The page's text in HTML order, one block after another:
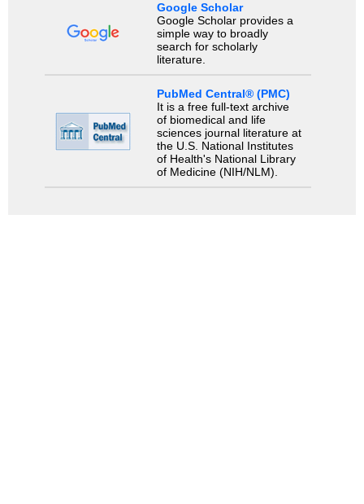
Google Scholar
Google Scholar provides a
simple way to broadly
search for scholarly
literature.
PubMed Central® (PMC)
It is a free full-text archive
of biomedical and life
sciences journal literature at
the U.S. National Institutes
of Health's National Library
of Medicine (NIH/NLM).